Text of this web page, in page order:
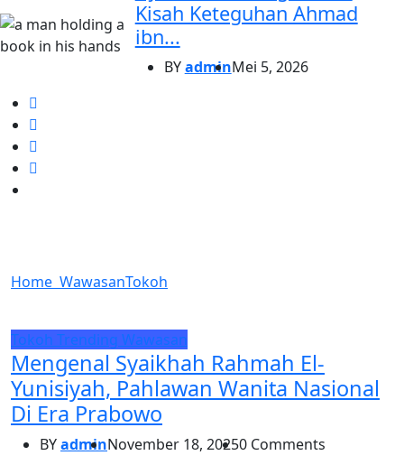
Kisah Keteguhan Ahmad
ibn...
BYadminMei 5, 2026
Home WawasanTokoh
Tokoh Trending Wawasan
Mengenal Syaikhah Rahmah El-
Yunisiyah, Pahlawan Wanita Nasional
Di Era Prabowo
BYadminNovember 18, 20250 Comments